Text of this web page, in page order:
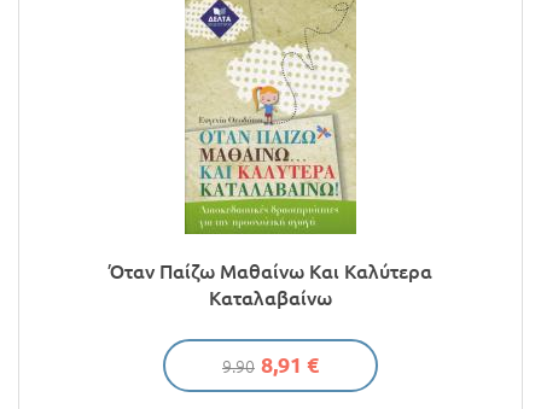
Όταν Παίζω Μαθαίνω Και Καλύτερα
Καταλαβαίνω
9.90 8,91 €